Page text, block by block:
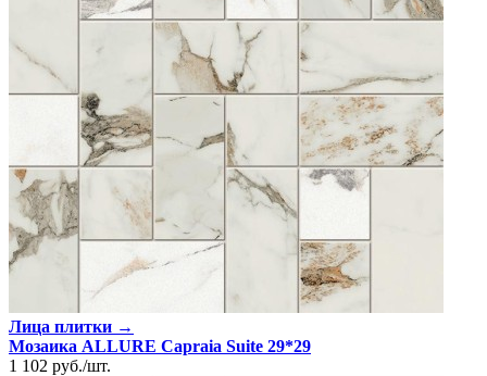
Лица плитки →
Мозаика ALLURE Capraia Suite 29*29
1 102 руб./шт.